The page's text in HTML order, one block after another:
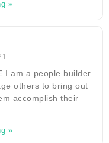
»
I am a people builder.
others to bring out
accomplish their
»